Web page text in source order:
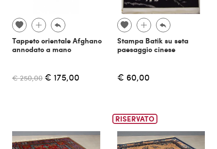
Tappeto orientale Afghano
annodato a mano
€ 250,00 € 175,00
Stampa Batik su seta
paesaggio cinese
€ 60,00
RISERVATO